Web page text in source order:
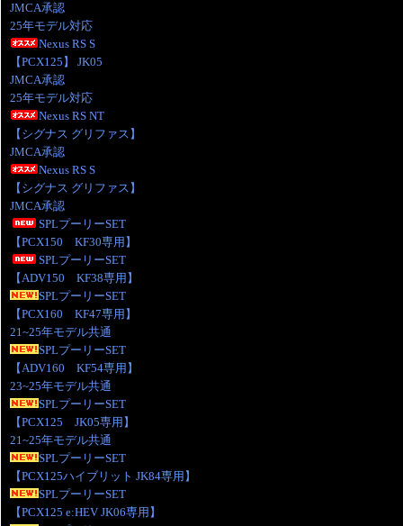
JMCA承認
25年モデル対応
Nexus RS S
【PCX125】 JK05
JMCA承認
25年モデル対応
Nexus RS NT
【シグナス グリファス】
JMCA承認
Nexus RS S
【シグナス グリファス】
JMCA承認
SPLプーリーSET
【PCX150 KF30専用】
SPLプーリーSET
【ADV150 KF38専用】
SPLプーリーSET
【PCX160 KF47専用】
21~25年モデル共通
SPLプーリーSET
【ADV160 KF54専用】
23~25年モデル共通
SPLプーリーSET
【PCX125 JK05専用】
21~25年モデル共通
SPLプーリーSET
【PCX125ハイブリット JK84専用】
SPLプーリーSET
【PCX125 e:HEV JK06専用】